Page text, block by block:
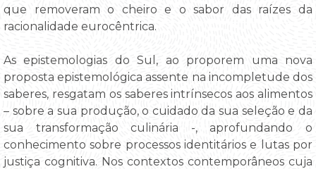
que removeram o cheiro e o sabor das raízes da
racionalidade eurocêntrica.
As epistemologias do Sul, ao proporem uma nova
proposta epistemológica assente na incompletude dos
saberes, resgatam os saberes intrínsecos aos alimentos
– sobre a sua produção, o cuidado da sua seleção e da
sua transformação culinária -, aprofundando o
conhecimento sobre processos identitários e lutas por
justiça cognitiva. Nos contextos contemporâneos cuja